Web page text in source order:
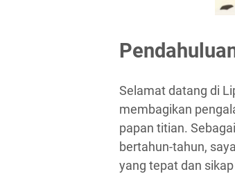
Selamat datang di
membagikan
papan titian.
bertahun-tahun,
yang tepat dan